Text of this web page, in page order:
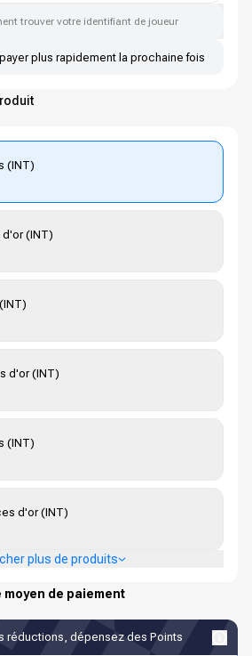
trouver votre identifiant de joueur
plus rapidement la prochaine fois
(INT)
(INT)
d'or (INT)
(INT)
d'or (INT)
plus de produits
de paiement
réductions, dépensez des Points